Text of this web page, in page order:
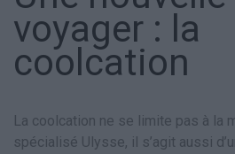
voyager : la
coolcation
La coolcation ne se limite pas à la
spécialisé Ulysse, il s’agit aussi